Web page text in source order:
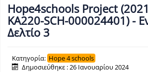
Hope4schools Project
KA220-SCH-000024401) -
Δελτίο 3
Κατηγορία: Hope 4 schools
Δημοσιεύθηκε : 26 Ιανουαρίου 2024